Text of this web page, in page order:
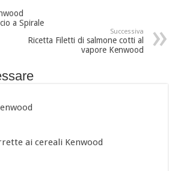
a Spirale
Successiva
Ricetta Filetti di salmone cotti al
vapore Kenwood
ai cereali Kenwood